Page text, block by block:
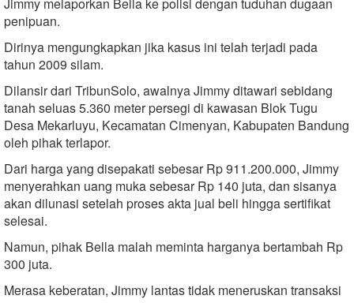
penipuan.
Dirinya mengungkapkan jika kasus ini telah terjadi pada
tahun 2009 silam.
Dilansir dari TribunSolo, awalnya Jimmy ditawari sebidang
tanah seluas 5.360 meter persegi di kawasan Blok Tugu
Desa Mekarluyu, Kecamatan Cimenyan, Kabupaten Bandung
oleh pihak terlapor.
Dari harga yang disepakati sebesar Rp 911.200.000, Jimmy
menyerahkan uang muka sebesar Rp 140 juta, dan sisanya
akan dilunasi setelah proses akta jual beli hingga sertifikat
selesai.
Namun, pihak Bella malah meminta harganya bertambah Rp
300 juta.
Merasa keberatan, Jimmy lantas tidak meneruskan transaksi